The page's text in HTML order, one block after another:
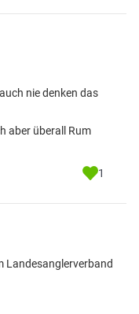
nie denken das
aber überall Rum
1
Landesanglerverband